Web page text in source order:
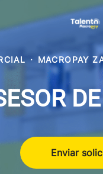
· MACROPAY
Enviar